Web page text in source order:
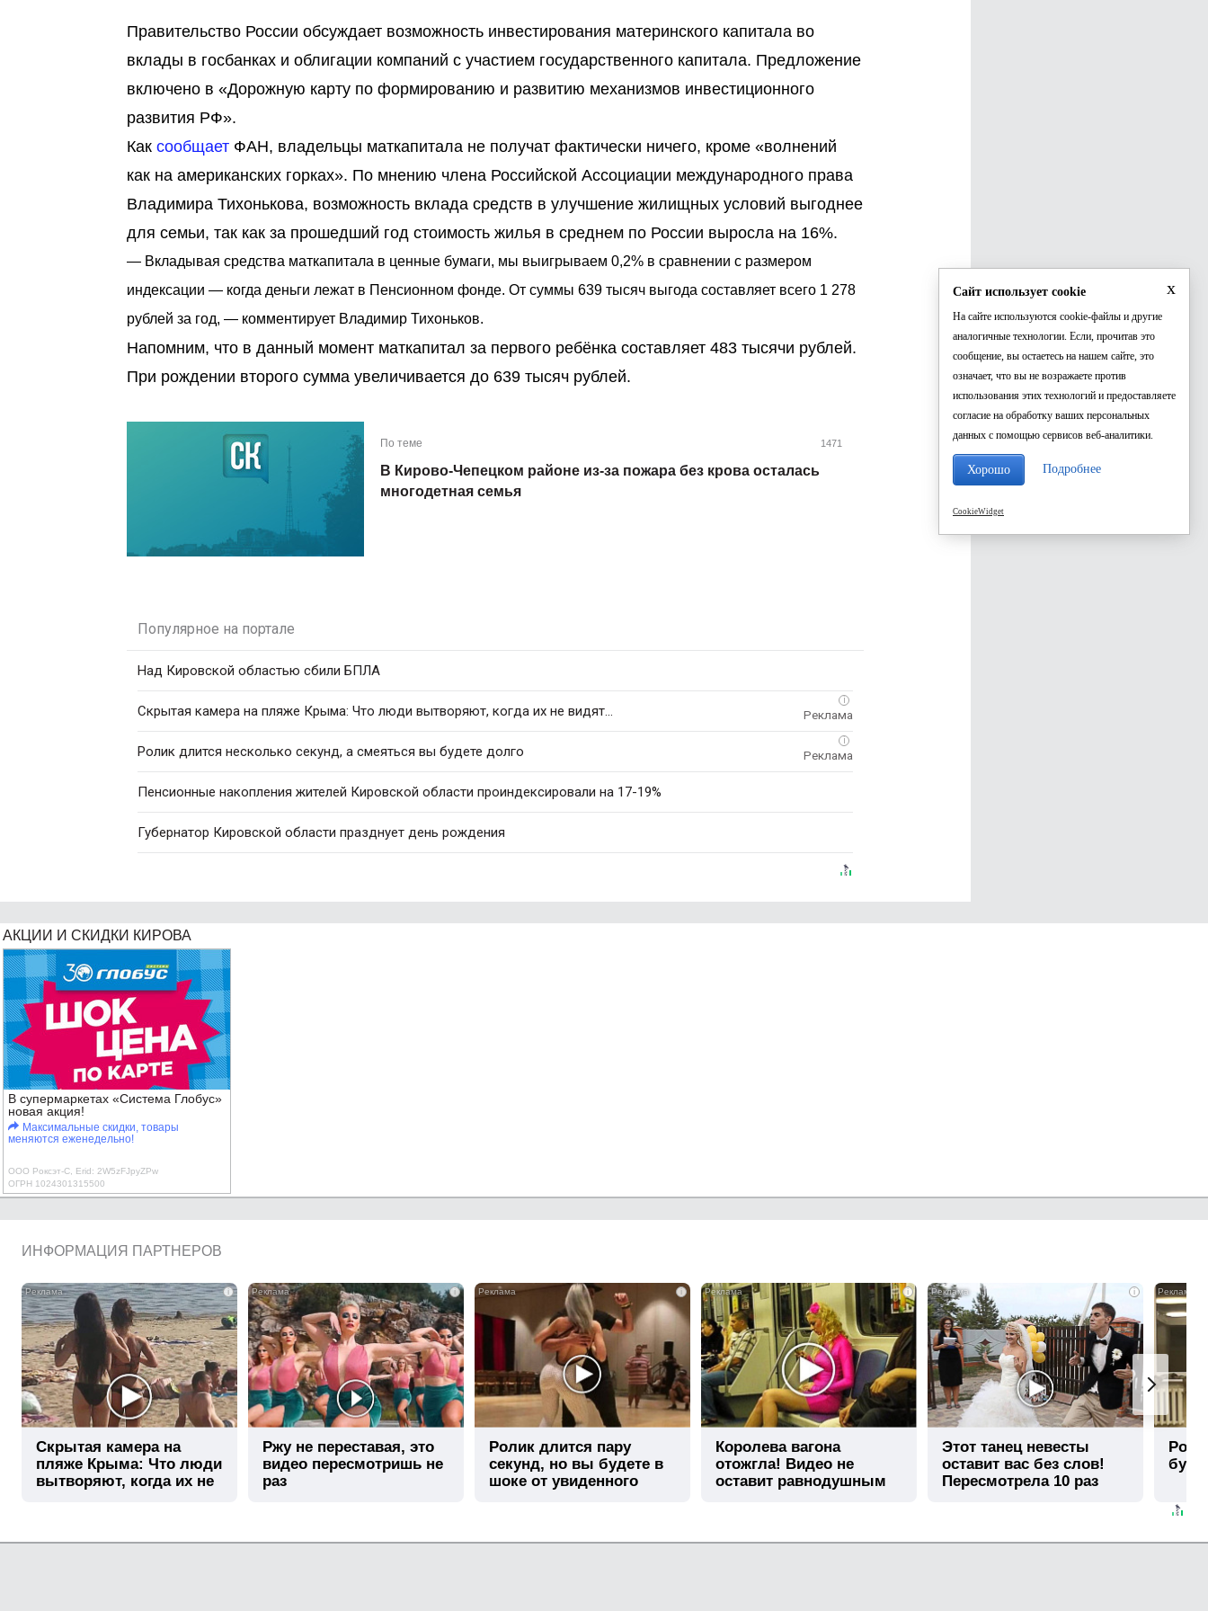
Правительство России обсуждает возможность инвестирования материнского капитала во
вклады в госбанках и облигации компаний с участием государственного капитала. Предложение
включено в «Дорожную карту по формированию и развитию механизмов инвестиционного
развития РФ».
Как сообщает ФАН, владельцы маткапитала не получат фактически ничего, кроме «волнений
как на американских горках». По мнению члена Российской Ассоциации международного права
Владимира Тихонькова, возможность вклада средств в улучшение жилищных условий выгоднее
для семьи, так как за прошедший год стоимость жилья в среднем по России выросла на 16%.
— Вкладывая средства маткапитала в ценные бумаги, мы выигрываем 0,2% в сравнении с размером
индексации — когда деньги лежат в Пенсионном фонде. От суммы 639 тысяч выгода составляет всего 1 278
рублей за год, — комментирует Владимир Тихоньков.
Напомним, что в данный момент маткапитал за первого ребёнка составляет 483 тысячи рублей.
При рождении второго сумма увеличивается до 639 тысяч рублей.
По теме 1471
В Кирово-Чепецком районе из-за пожара без крова осталась
многодетная семья
Популярное на портале
Над Кировской областью сбили БПЛА
i
Скрытая камера на пляже Крыма: Что люди вытворяют, когда их не видят...
i
Ролик длится несколько секунд, а смеяться вы будете долго
Пенсионные накопления жителей Кировской области проиндексировали на 17-19%
Губернатор Кировской области празднует день рождения
АКЦИИ И СКИДКИ КИРОВА
В супермаркетах «Система Глобус»
новая акция!
Максимальные скидки, товары
меняются еженедельно!
ООО Роксэт-С, Erid: 2W5zFJpyZPw
ОГРН 1024301315500
ИНФОРМАЦИЯ ПАРТНЕРОВ
i
Скрытая камера на
пляже Крыма: Что люди
вытворяют, когда их не
i
Ржу не переставая, это
видео пересмотришь не
раз
i
Ролик длится пару
секунд, но вы будете в
шоке от увиденного
i
Королева вагона
отожгла! Видео не
оставит равнодушным
i
Этот танец невесты
оставит вас без слов!
Пересмотрела 10 раз
x
Сайт использует cookie
На сайте используются cookie-файлы и другие
аналогичные технологии. Если, прочитав это
сообщение, вы остаетесь на нашем сайте, это
означает, что вы не возражаете против
использования этих технологий и предоставляете
согласие на обработку ваших персональных
данных с помощью сервисов веб-аналитики.
Хорошо Подробнее
CookieWidget